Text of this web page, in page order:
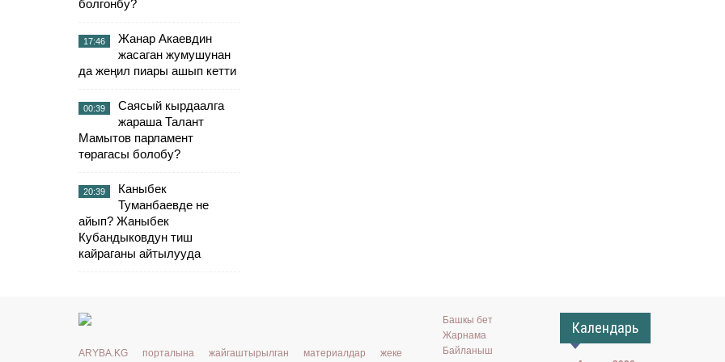
болгонбу?
17:46
Жанар Акаевдин
жасаган жумушунан
да жеңил пиары ашып кетти
00:39
Саясый кырдаалга
жараша Талант
Мамытов парламент
төрагасы болобу?
20:39
Каныбек
Туманбаевде не
айып? Жаныбек
Кубандыковдун тиш
кайраганы айтылууда
ARYBA.KG порталына жайгаштырылган материалдар жеке
Башкы бет
Жарнама
Байланыш
Календарь